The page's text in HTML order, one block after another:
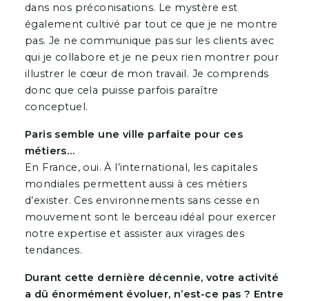
dans nos préconisations. Le mystère est
également cultivé par tout ce que je ne montre
pas. Je ne communique pas sur les clients avec
qui je collabore et je ne peux rien montrer pour
illustrer le cœur de mon travail. Je comprends
donc que cela puisse parfois paraître
conceptuel.
Paris semble une ville parfaite pour ces
métiers…
En France, oui. À l’international, les capitales
mondiales permettent aussi à ces métiers
d’exister. Ces environnements sans cesse en
mouvement sont le berceau idéal pour exercer
notre expertise et assister aux virages des
tendances.
Durant cette dernière décennie, votre activité
a dû énormément évoluer, n’est-ce pas ? Entre